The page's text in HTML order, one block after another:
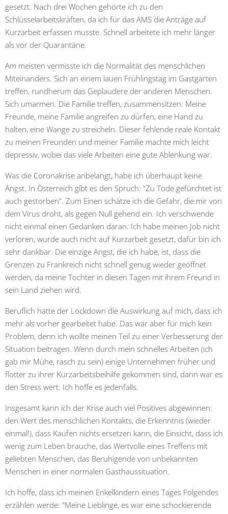
gesetzt. Nach drei Wochen gehörte ich zu den
Schlüsselarbeitskräften, da ich für das AMS die Anträge auf
Kurzarbeit erfassen musste. Schnell arbeitete ich mehr länger
als vor der Quarantäne.
Am meisten vermisste ich die Normalität des menschlichen
Miteinanders. Sich an einem lauen Frühlingstag im Gastgarten
treffen, rundherum das Geplaudere der anderen Menschen.
Sich umarmen. Die Familie treffen, zusammensitzen. Meine
Freunde, meine Familie angreifen zu dürfen, eine Hand zu
halten, eine Wange zu streicheln. Dieser fehlende reale Kontakt
zu meinen Freunden und meiner Familie machte mich leicht
depressiv, wobei das viele Arbeiten eine gute Ablenkung war.
Was die Coronakrise anbelangt, habe ich überhaupt keine
Angst. In Österreich gibt es den Spruch: "Zu Tode gefürchtet ist
auch gestorben". Zum Einen schätze ich die Gefahr, die mir von
dem Virus droht, als gegen Null gehend ein. Ich verschwende
nicht einmal einen Gedanken daran. Ich habe meinen Job nicht
verloren, wurde auch nicht auf Kurzarbeit gesetzt, dafür bin ich
sehr dankbar. Die einzige Angst, die ich habe, ist, dass die
Grenzen zu Frankreich nicht schnell genug wieder geöffnet
werden, da meine Tochter in diesen Tagen mit ihrem Freund in
sein Land ziehen wird.
Beruflich hatte der Lockdown die Auswirkung auf mich, dass ich
mehr als vorher gearbeitet habe. Das war aber für mich kein
Problem, denn ich wollte meinen Teil zu einer Verbesserung der
Situation beitragen. Wenn durch mein schnelles Arbeiten (ich
gab mir Mühe, rasch zu sein) einige Unternehmen früher und
flotter zu ihrer Kurzarbeitsbeihilfe gekommen sind, dann war es
den Stress wert. Ich hoffe es jedenfalls.
Insgesamt kann ich der Krise auch viel Positives abgewinnen:
den Wert des menschlichen Kontakts, die Erkenntnis (wieder
einmal!), dass Kaufen nichts ersetzen kann, die Einsicht, dass ich
wenig zum Leben brauche, das Wertvolle eines Treffens mit
geliebten Menschen, das Beruhigende von unbekannten
Menschen in einer normalen Gasthaussituation.
Ich hoffe, dass ich meinen Enkelkindern eines Tages Folgendes
erzählen werde: "Meine Lieblinge, es war eine schockierende